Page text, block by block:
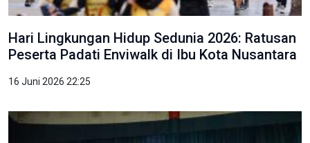
Hari Lingkungan Hidup Sedunia 2026: Ratusan
Peserta Padati Enviwalk di Ibu Kota Nusantara
16 Juni 2026 22:25